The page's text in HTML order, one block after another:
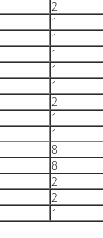
2
1
1
1
1
1
2
1
1
8
8
2
2
1